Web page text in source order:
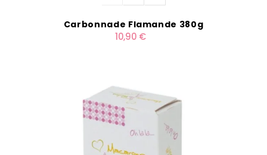
Carbonnade Flamande 380g
10,90 €